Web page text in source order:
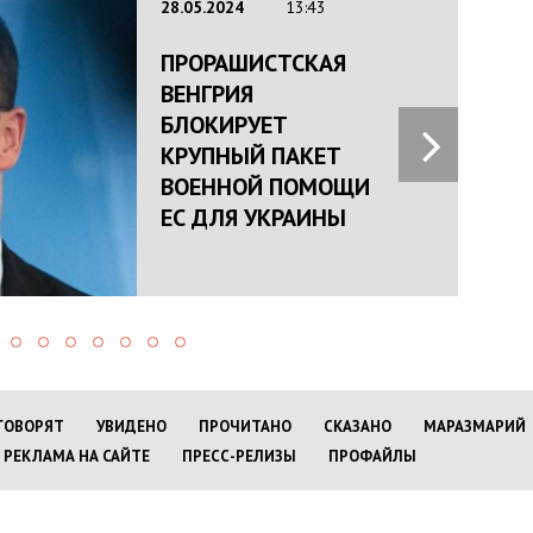
28.05.2024 13:43
ПРОРАШИСТСКАЯ
ВЕНГРИЯ
БЛОКИРУЕТ
КРУПНЫЙ ПАКЕТ
ВОЕННОЙ ПОМОЩИ
ЕС ДЛЯ УКРАИНЫ
УВИДЕНО ПРОЧИТАНО СКАЗАНО МАРАЗМАРИЙ
РЕКЛАМА НА САЙТЕ
ПРЕСС-РЕЛИЗЫ ПРОФАЙЛЫ